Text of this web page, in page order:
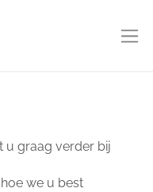
u graag verder bij
we u best